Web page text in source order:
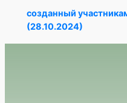
созданный
(28.10.2024)